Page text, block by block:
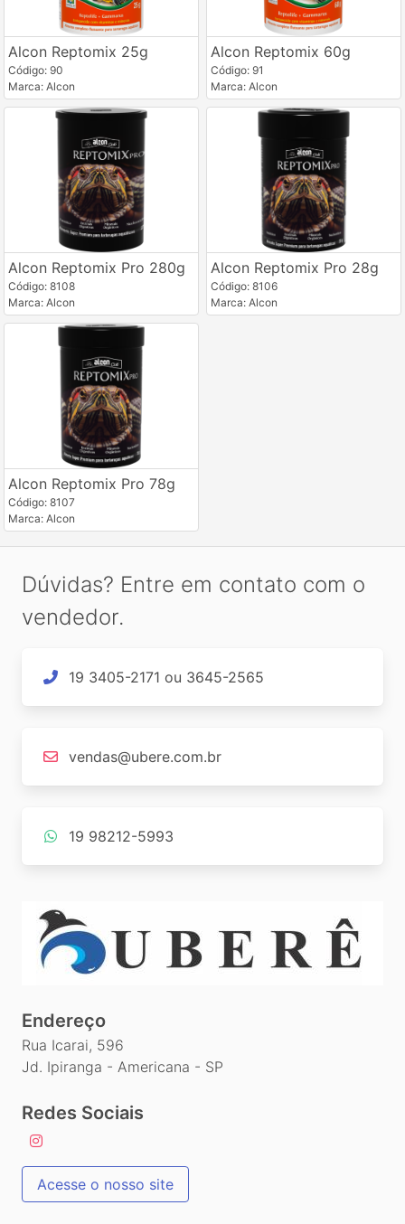
Alcon Reptomix 25g
Código: 90
Marca: Alcon
Alcon Reptomix 60g
Código: 91
Marca: Alcon
Alcon Reptomix Pro 280g
Código: 8108
Marca: Alcon
Alcon Reptomix Pro 28g
Código: 8106
Marca: Alcon
Alcon Reptomix Pro 78g
Código: 8107
Marca: Alcon
Dúvidas? Entre em contato com o
vendedor.
19 3405-2171 ou 3645-2565
vendas@ubere.com.br
19 98212-5993
Endereço
Rua Icarai, 596
Jd. Ipiranga - Americana - SP
Redes Sociais
Acesse o nosso site